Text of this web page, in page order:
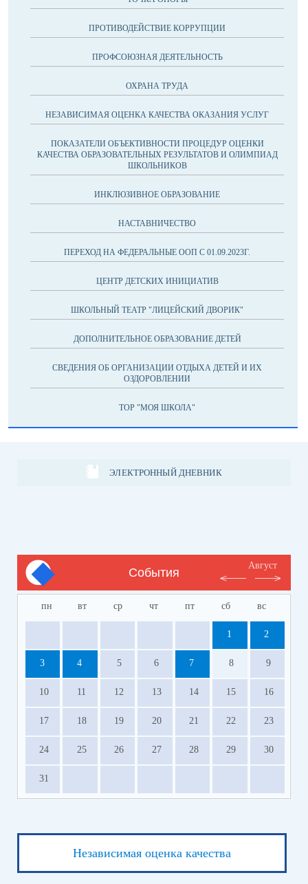
ПРОТИВОДЕЙСТВИЕ КОРРУПЦИИ
ПРОФСОЮЗНАЯ ДЕЯТЕЛЬНОСТЬ
ОХРАНА ТРУДА
НЕЗАВИСИМАЯ ОЦЕНКА КАЧЕСТВА ОКАЗАНИЯ УСЛУГ
ПОКАЗАТЕЛИ ОБЪЕКТИВНОСТИ ПРОЦЕДУР ОЦЕНКИ
КАЧЕСТВА ОБРАЗОВАТЕЛЬНЫХ РЕЗУЛЬТАТОВ И ОЛИМПИАД
ШКОЛЬНИКОВ
ИНКЛЮЗИВНОЕ ОБРАЗОВАНИЕ
НАСТАВНИЧЕСТВО
ПЕРЕХОД НА ФЕДЕРАЛЬНЫЕ ООП С 01.09.2023Г.
ЦЕНТР ДЕТСКИХ ИНИЦИАТИВ
ШКОЛЬНЫЙ ТЕАТР "ЛИЦЕЙСКИЙ ДВОРИК"
ДОПОЛНИТЕЛЬНОЕ ОБРАЗОВАНИЕ ДЕТЕЙ
СВЕДЕНИЯ ОБ ОРГАНИЗАЦИИ ОТДЫХА ДЕТЕЙ И ИХ
ОЗДОРОВЛЕНИИ
ТОР "МОЯ ШКОЛА"
ЭЛЕКТРОННЫЙ ДНЕВНИК
События
Август
пн вт ср чт пт сб вс
1 2
3 4 5 6 7 8 9
10 11 12 13 14 15 16
17 18 19 20 21 22 23
24 25 26 27 28 29 30
31
Независимая оценка качества